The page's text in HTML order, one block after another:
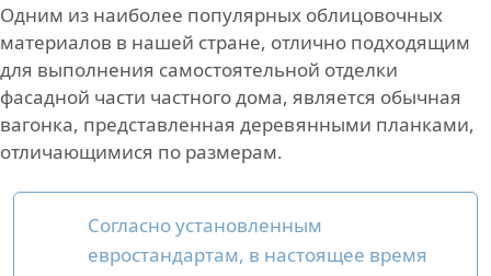
Одним из наиболее популярных облицовочных
материалов в нашей стране, отлично подходящим
для выполнения самостоятельной отделки
фасадной части частного дома, является обычная
вагонка, представленная деревянными планками,
отличающимися по размерам.
Согласно установленным
евростандартам, в настоящее время